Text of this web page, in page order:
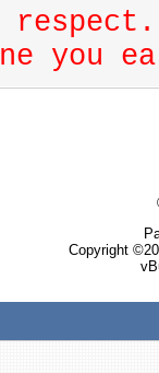
you
Copyright